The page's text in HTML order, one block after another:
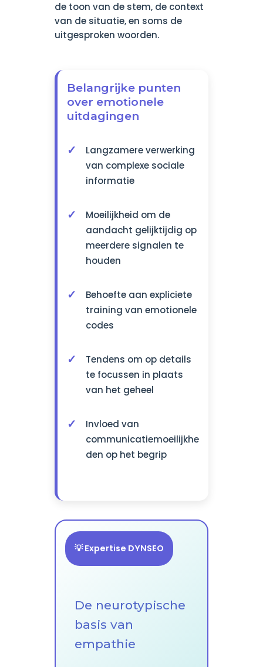
de toon van de stem, de context
van de situatie, en soms de
uitgesproken woorden.
Belangrijke punten
over emotionele
uitdagingen
Langzamere verwerking
van complexe sociale
informatie
Moeilijkheid om de
aandacht gelijktijdig op
meerdere signalen te
houden
Behoefte aan expliciete
training van emotionele
codes
Tendens om op details
te focussen in plaats
van het geheel
Invloed van
communicatiemoeilijkhe
den op het begrip
💡 Expertise DYNSEO
De neurotypische
basis van
empathie